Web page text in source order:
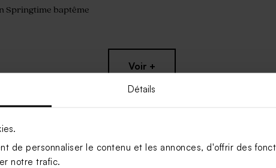
Détails
de personnaliser le contenu et les annonces, d'offrir des
notre trafic.
Springtime baptême
Voir +